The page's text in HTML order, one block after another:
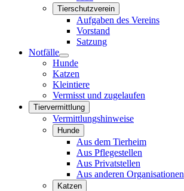
Tierschutzverein
Aufgaben des Vereins
Vorstand
Satzung
Notfälle
Hunde
Katzen
Kleintiere
Vermisst und zugelaufen
Tiervermittlung
Vermittlungshinweise
Hunde
Aus dem Tierheim
Aus Pflegestellen
Aus Privatstellen
Aus anderen Organisationen
Katzen